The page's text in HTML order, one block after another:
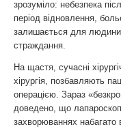
зрозуміло: небезпека
період відновлення,
залишається для людини
страждання.
На щастя, сучасні
хірургія, позбавляють
операцією. Зараз
доведено, що
захворюваннях набагато